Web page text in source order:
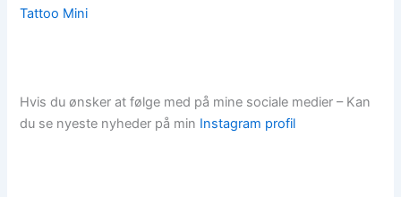
Tattoo Mini
Hvis du ønsker at følge med på mine sociale medier – Kan
du se nyeste nyheder på min Instagram profil